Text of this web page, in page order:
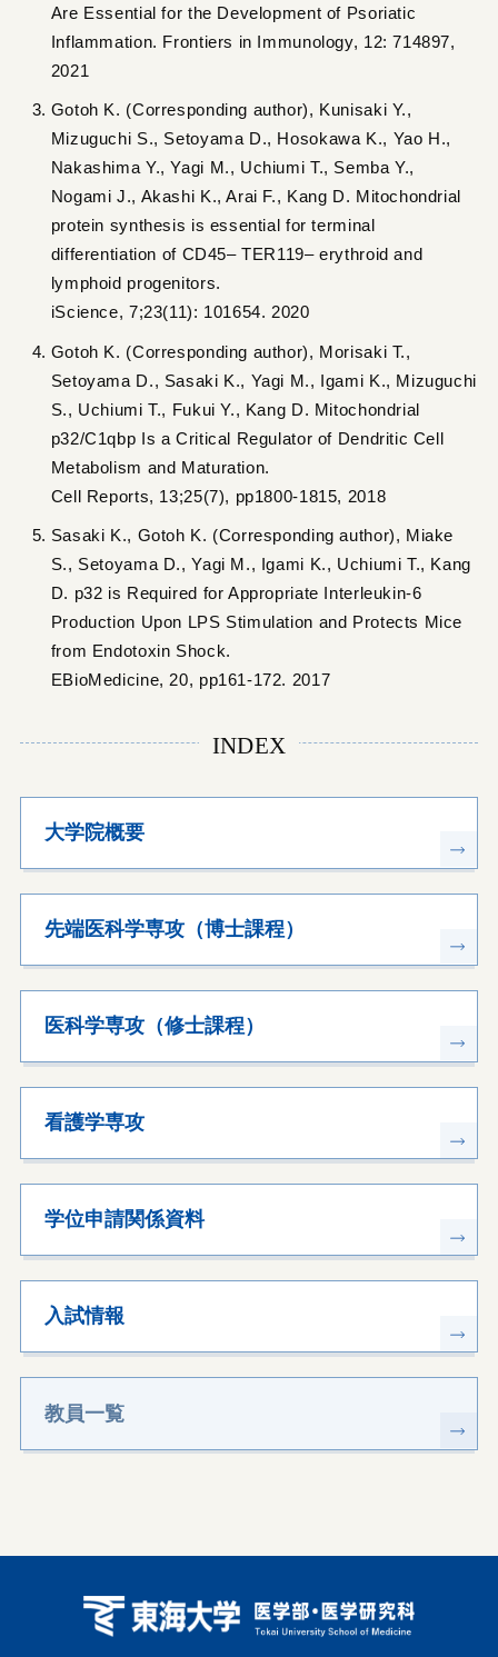
Are Essential for the Development of Psoriatic
Inflammation. Frontiers in Immunology, 12: 714897,
2021
Gotoh K. (Corresponding author), Kunisaki Y.,
Mizuguchi S., Setoyama D., Hosokawa K., Yao H.,
Nakashima Y., Yagi M., Uchiumi T., Semba Y.,
Nogami J., Akashi K., Arai F., Kang D. Mitochondrial
protein synthesis is essential for terminal
differentiation of CD45– TER119– erythroid and
lymphoid progenitors.
iScience, 7;23(11): 101654. 2020
Gotoh K. (Corresponding author), Morisaki T.,
Setoyama D., Sasaki K., Yagi M., Igami K., Mizuguchi
S., Uchiumi T., Fukui Y., Kang D. Mitochondrial
p32/C1qbp Is a Critical Regulator of Dendritic Cell
Metabolism and Maturation.
Cell Reports, 13;25(7), pp1800-1815, 2018
Sasaki K., Gotoh K. (Corresponding author), Miake
S., Setoyama D., Yagi M., Igami K., Uchiumi T., Kang
D. p32 is Required for Appropriate Interleukin-6
Production Upon LPS Stimulation and Protects Mice
from Endotoxin Shock.
EBioMedicine, 20, pp161-172. 2017
INDEX
大学院概要
先端医科学専攻（博士課程）
医科学専攻（修士課程）
看護学専攻
学位申請関係資料
入試情報
教員一覧